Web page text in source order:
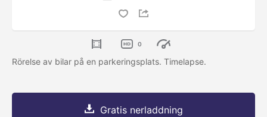
0
Rörelse av bilar på en parkeringsplats. Timelapse.
Gratis nerladdning